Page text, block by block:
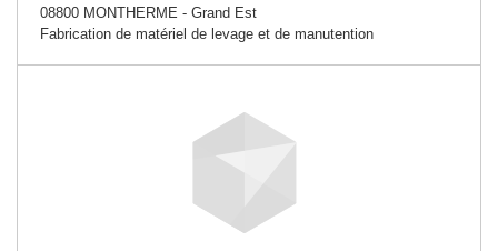
08800 MONTHERME - Grand Est
Fabrication de matériel de levage et de manutention